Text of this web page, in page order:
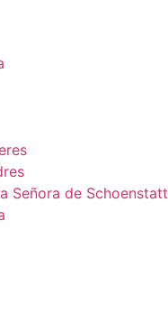
Señora de Schoenstatt